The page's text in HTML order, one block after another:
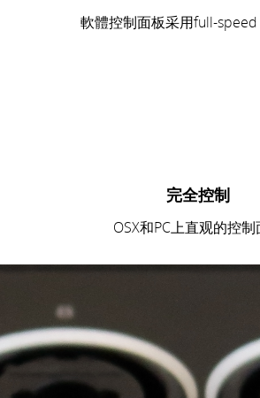
軟體控制面板采用full-speed
完全控制
OSX和PC上直观的控制